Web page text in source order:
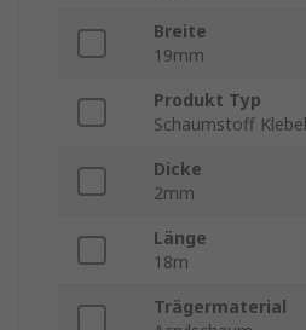
Breite
19mm
Produkt Typ
Schaumstoff
Dicke
2mm
Länge
18m
Trägermaterial